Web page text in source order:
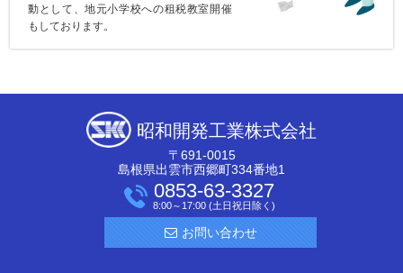
動として、地元小学校への租税教室開催
もしております。
昭和開発工業株式会社
〒691-0015
島根県出雲市西郷町334番地1
0853-63-3327
8:00～17:00 (土日祝日除く)
お問い合わせ